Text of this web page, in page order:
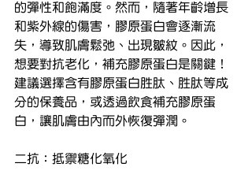
的彈性和飽滿度。然而，隨著年齡增長
和紫外線的傷害，膠原蛋白會逐漸流
失，導致肌膚鬆弛、出現皺紋。因此，
想要對抗老化，補充膠原蛋白是關鍵！
建議選擇含有膠原蛋白胜肽、胜肽等成
分的保養品，或透過飲食補充膠原蛋
白，讓肌膚由內而外恢復彈潤。
二抗：抵禦糖化氧化